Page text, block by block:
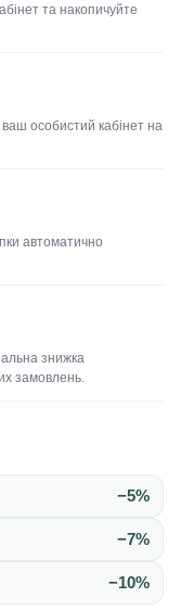
та накопичуйте
особистий кабінет на
автоматично
знижка
замовлень.
−5%
−7%
−10%